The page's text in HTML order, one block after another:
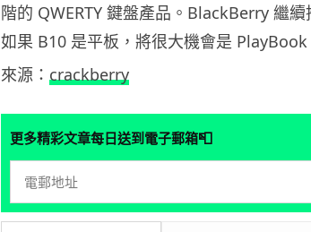
階的 QWERTY 鍵盤產品。BlackBerry 繼續
如果 B10 是平板，將很大機會是 PlayBook
來源： crackberry
更多精彩文章每日送到電子郵箱📮